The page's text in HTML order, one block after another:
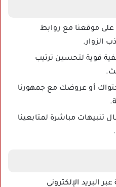
على موقعنا مع روابط
الزوار.
قوية لتحسين ترتيب
أو عروضك مع جمهورنا
تنبيهات مباشرة لمتابعينا
البريد الإلكتروني